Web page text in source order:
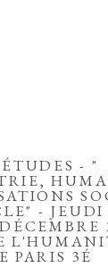
- "
- JEUDI
PARIS 3É